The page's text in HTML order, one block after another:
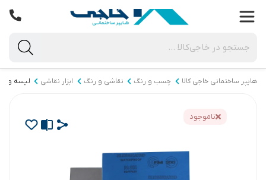
هایپر ساختمانی خاجی‌ کالا چسب و رنگ نقاشی و رنگ ابزار نقاشی لیسه و
ناموجود